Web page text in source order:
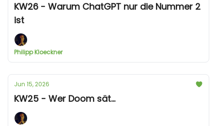
KW26 - Warum ChatGPT nur die Nummer 2
ist
Philipp Kloeckner
Jun 15, 2026
KW25 - Wer Doom sät...